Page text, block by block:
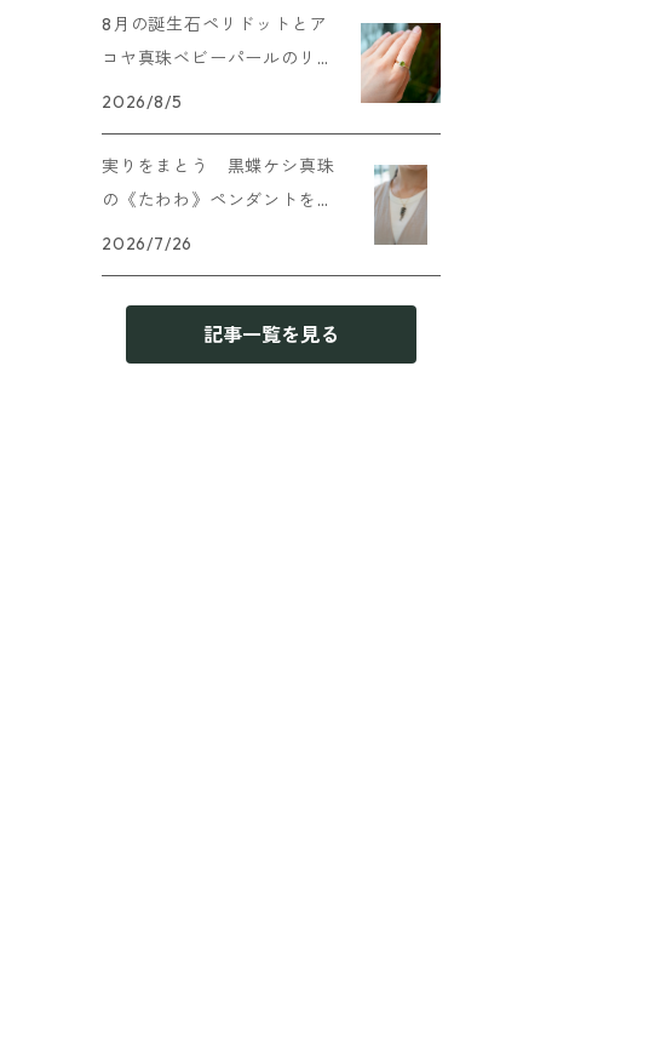
8月の誕生石ペリドットとア
コヤ真珠ベビーパールのリン
グを追加しました
2026/8/5
実りをまとう 黒蝶ケシ真珠
の《たわわ》ペンダントを追
加しました
2026/7/26
記事一覧を見る